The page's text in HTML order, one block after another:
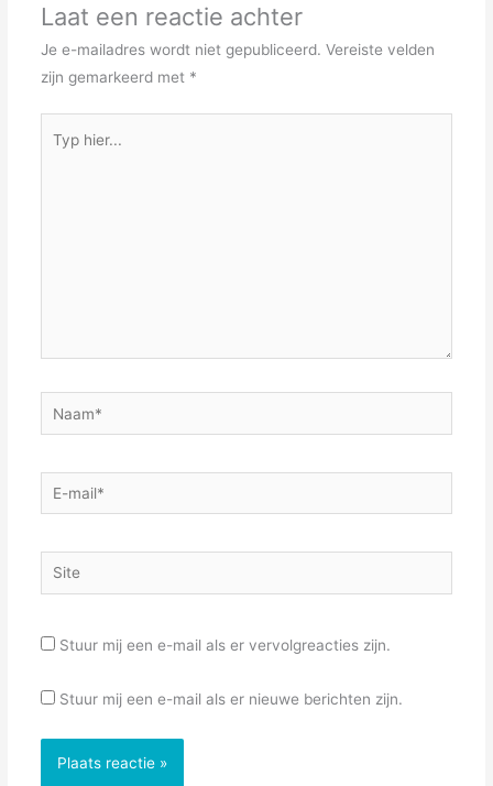
Laat een reactie achter
Je e-mailadres wordt niet gepubliceerd. Vereiste velden
zijn gemarkeerd met *
hier...
Naam*
E-
mail*
Site
Stuur mij een e-mail als er vervolgreacties zijn.
Stuur mij een e-mail als er nieuwe berichten zijn.